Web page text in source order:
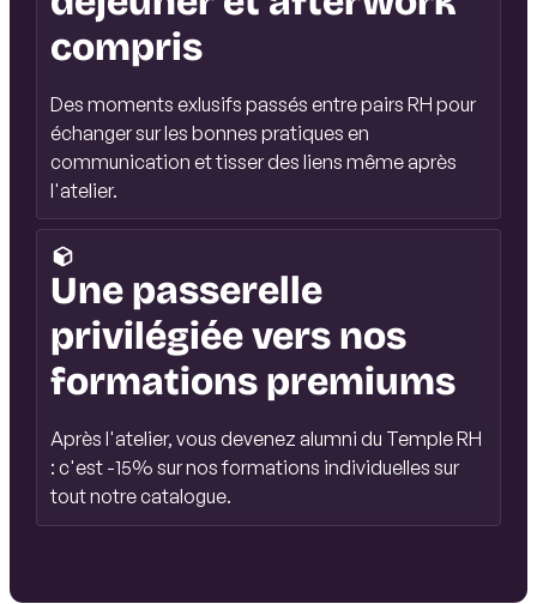
compris
Des moments exlusifs passés entre pairs RH pour
échanger sur les bonnes pratiques en
communication et tisser des liens même après
l'atelier.
Une passerelle
privilégiée vers nos
formations premiums
Après l'atelier, vous devenez alumni du Temple RH
: c'est -15% sur nos formations individuelles sur
tout notre catalogue.